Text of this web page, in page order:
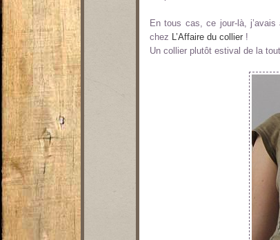
En tous cas, ce jour-là,
chez L’Affaire du collier !
Un collier plutôt estival de la